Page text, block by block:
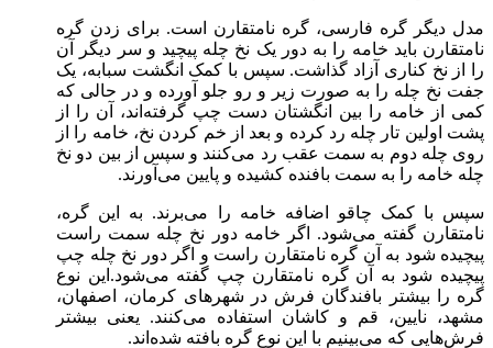
مدل دیگر گره فارسی، گره نامتقارن است. برای زدن گره
نامتقارن باید خامه را به دور یک نخ چله پیچید و سر دیگر آن
را از نخ کناری آزاد گذاشت. سپس با کمک انگشت سبابه، یک
جفت نخ چله را به صورت زیر و رو جلو آورده و در حالی که
کمی از خامه را بین انگشتان دست چپ گرفته‌اند، آن را از
پشت اولین تار چله رد کرده و بعد از خم کردن نخ، خامه را از
روی چله دوم به سمت عقب رد می‌کنند و سپس از بین دو نخ
چله خامه را به سمت بافنده کشیده و پایین می‌آورند.
سپس با کمک چاقو اضافه خامه را می‌برند. به این گره،
نامتقارن گفته می‌شود. اگر خامه دور نخ چله سمت راست
پیچیده شود به آن گره نامتقارن راست و اگر دور نخ چله چپ
پیچیده شود به آن گره نامتقارن چپ گفته می‌شود.این نوع
گره را بیشتر بافندگان فرش در شهرهای کرمان، اصفهان،
مشهد، نایین، قم و کاشان استفاده می‌کنند. یعنی بیشتر
فرش‌هایی که می‌بینیم با این نوع گره بافته شده‌اند.